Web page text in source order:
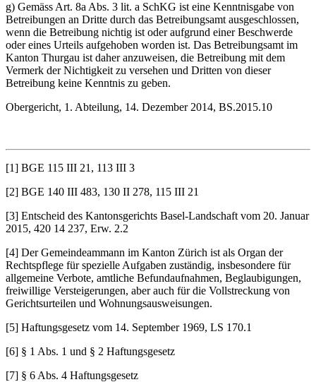
g) Gemäss Art. 8a Abs. 3 lit. a SchKG ist eine Kenntnisgabe von
Betreibungen an Dritte durch das Betreibungsamt ausgeschlossen,
wenn die Betreibung nichtig ist oder aufgrund einer Beschwerde
oder eines Urteils aufgehoben worden ist. Das Betreibungsamt im
Kanton Thurgau ist daher anzuweisen, die Betreibung mit dem
Vermerk der Nichtigkeit zu versehen und Dritten von dieser
Betreibung keine Kenntnis zu geben.
Obergericht, 1. Abteilung, 14. Dezember 2014, BS.2015.10
[1] BGE 115 III 21, 113 III 3
[2] BGE 140 III 483, 130 II 278, 115 III 21
[3] Entscheid des Kantonsgerichts Basel-Landschaft vom 20. Januar
2015, 420 14 237, Erw. 2.2
[4] Der Gemeindeammann im Kanton Zürich ist als Organ der
Rechtspflege für spezielle Aufgaben zuständig, insbesondere für
allgemeine Verbote, amtliche Befundaufnahmen, Beglaubigungen,
freiwillige Versteigerungen, aber auch für die Vollstreckung von
Gerichtsurteilen und Wohnungsausweisungen.
[5] Haftungsgesetz vom 14. September 1969, LS 170.1
[6] § 1 Abs. 1 und § 2 Haftungsgesetz
[7] § 6 Abs. 4 Haftungsgesetz